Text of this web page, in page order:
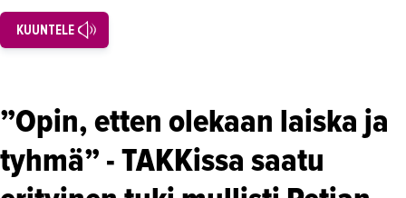
Koulutukset
Lyhytkurssit, testit ja kortit
Verkko-opinnot
Maahanmuuttaneiden koulutukset
Ammattialat
KUUNTELE
”Opin, etten olekaan laiska ja
tyhmä” - TAKKissa saatu